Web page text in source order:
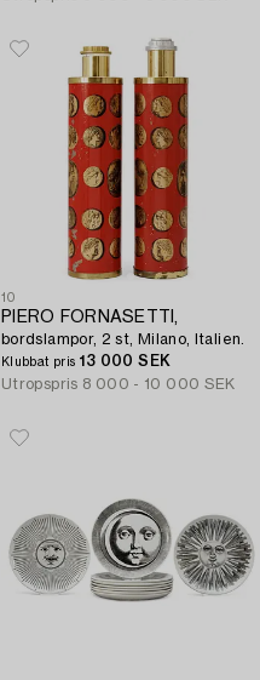
10
PIERO FORNASETTI,
bordslampor, 2 st, Milano, Italien.
Klubbat pris 13 000 SEK
Utropspris 8 000 - 10 000 SEK